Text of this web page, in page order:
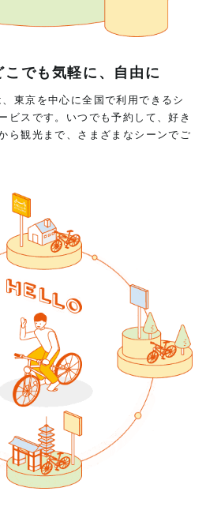
こでも気軽に、自由に
東京を中心に全国で利用できるシ
ビスです。いつでも予約して、好き
ら観光まで、さまざまなシーンでご